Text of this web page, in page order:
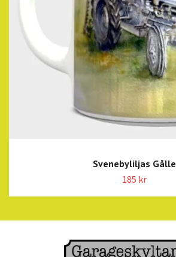
Svenebyliljas Gålle
185 kr